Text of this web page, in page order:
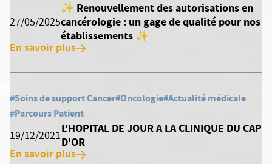
27/05/2025
✨ Renouvellement des autorisations en
cancérologie : un gage de qualité pour nos
établissements ✨
En savoir plus
#Soins de support Cancer#Oncologie#Actualité médicale
#Parcours Patient
19/12/2021
L'HOPITAL DE JOUR A LA CLINIQUE DU CAP
D'OR
En savoir plus